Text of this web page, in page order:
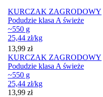
KURCZAK ZAGRODOWY
Podudzie klasa A świeże
~550 g
25,44 zł/kg
Cena
13,99 zł
KURCZAK ZAGRODOWY
Podudzie klasa A świeże
~550 g
25,44 zł/kg
Cena
13,99 zł